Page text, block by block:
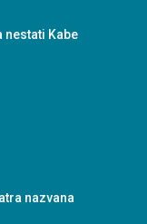
nestati Kabe
nazvana